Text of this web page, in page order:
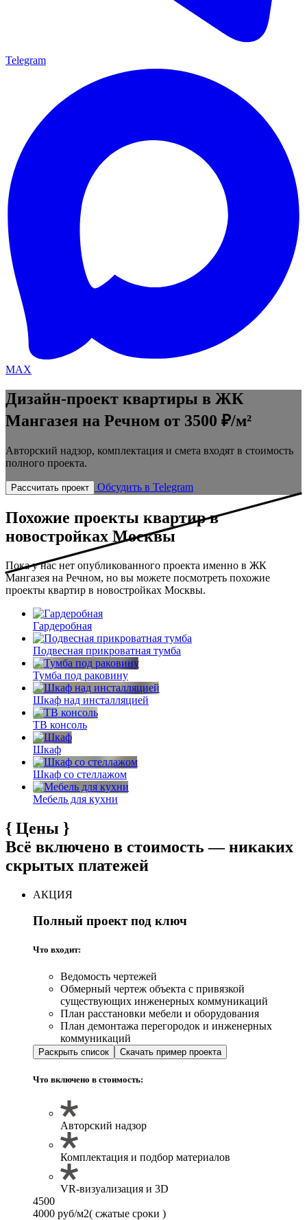
Telegram
MAX
Дизайн-проект квартиры в ЖК
Мангазея на Речном от 3500 ₽/м²
Авторский надзор, комплектация и смета входят в стоимость
полного проекта.
Рассчитать проект Обсудить в Telegram
Похожие проекты квартир в
новостройках Москвы
Пока у нас нет опубликованного проекта именно в ЖК
Мангазея на Речном, но вы можете посмотреть похожие
проекты квартир в новостройках Москвы.
Гардеробная
Подвесная прикроватная тумба
Тумба под раковину
Шкаф над инсталляцией
ТВ консоль
Шкаф
Шкаф со стеллажом
Мебель для кухни
{ Цены }
Всё включено в стоимость — никаких
скрытых платежей
АКЦИЯ
Полный проект под ключ
Что входит:
Ведомость чертежей
Обмерный чертеж объекта с привязкой
существующих инженерных коммуникаций
План расстановки мебели и оборудования
План демонтажа перегородок и инженерных
коммуникаций
Раскрыть список Скачать пример проекта
Что включено в стоимость:
Авторский надзор
Комплектация и подбор материалов
VR-визуализация и 3D
4500
4000 руб/м2( сжатые сроки )